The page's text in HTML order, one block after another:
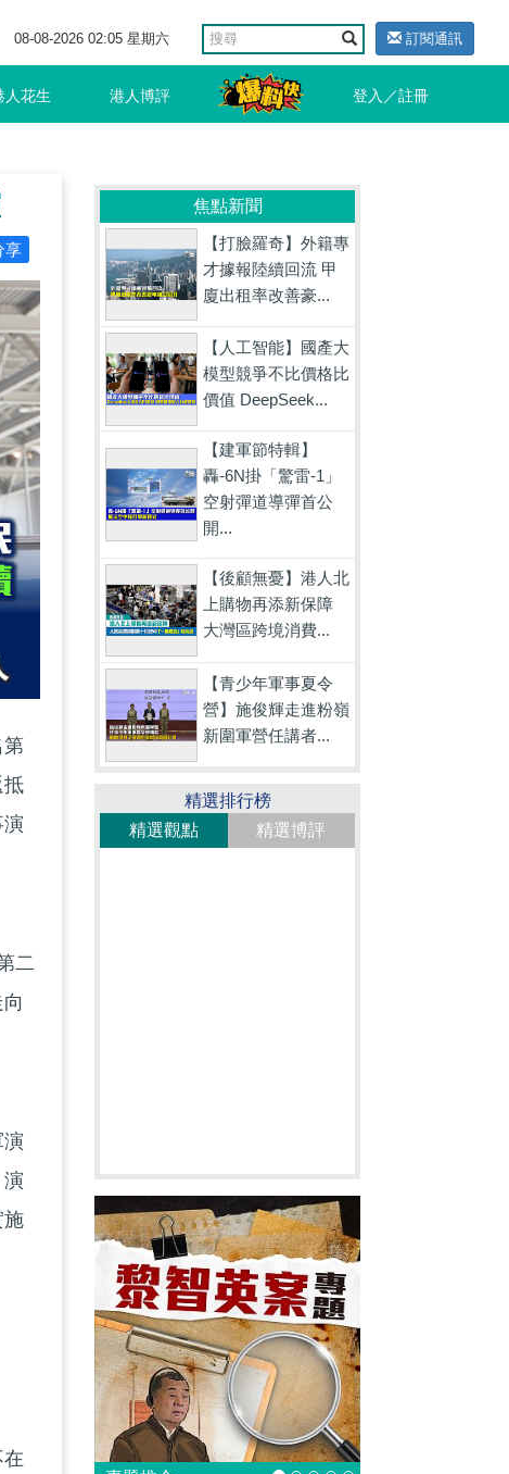
08-08-2026 02:05 星期六 訂閱通訊
人花生 港人博評 登入／註冊
享
第
抵
二
施
焦點新聞
【打臉羅奇】外籍專
才據報陸續回流 甲
廈出租率改善豪...
【人工智能】國產大
模型競爭不比價格比
價值 DeepSeek...
【建軍節特輯】
轟-6N掛「驚雷-1」
空射彈道導彈首公
開...
【後顧無憂】港人北
上購物再添新保障
大灣區跨境消費...
【青少年軍事夏令
營】施俊輝走進粉嶺
新圍軍營任講者...
精選排行榜
精選觀點
精選博評